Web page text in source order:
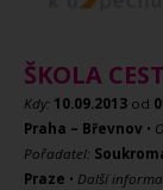
ŠKOLA
Kdy: 10.09.2013 od
Praha – Břevnov •
Pořadatel:
Praze • Další